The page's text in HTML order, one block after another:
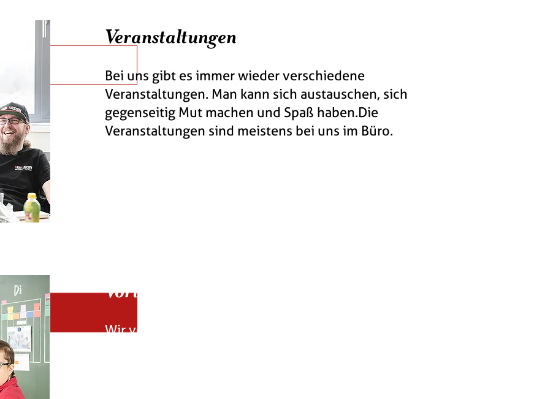
Veranstaltungen
Bei uns gibt es immer wieder verschiedene
Veranstaltungen. Man kann sich austauschen, sich
gegenseitig Mut machen und Spaß haben.Die
Veranstaltungen sind meistens bei uns im Büro.
Vorträge und Kurse
Wir veranstalten Vorträge und Kurse für Menschen